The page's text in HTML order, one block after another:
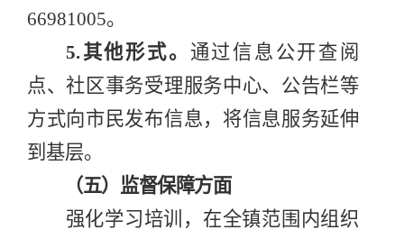
66981005。
5.其他形式。 通过信息公开查阅
点、社区事务受理服务中心、公告栏等
方式向市民发布信息，将信息服务延伸
到基层。
（五）监督保障方面
强化学习培训，在全镇范围内组织